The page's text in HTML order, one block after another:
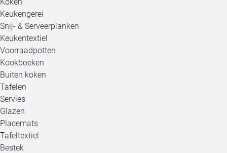
Keukengerei
Snij- & Serveerplanken
Keukentextiel
Voorraadpotten
Kookboeken
Buiten koken
Tafelen
Servies
Glazen
Placemats
Tafeltextiel
Bestek